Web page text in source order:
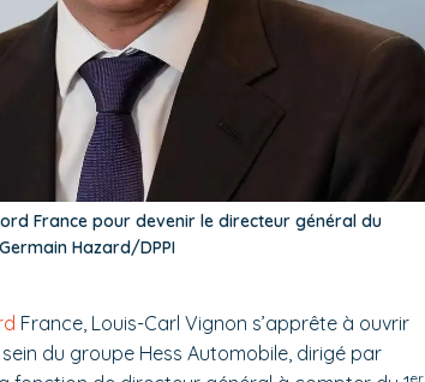
France pour devenir le directeur général du
Hazard/DPPI
France, Louis-Carl Vignon s’apprête à ouvrir
du groupe Hess Automobile, dirigé par
er